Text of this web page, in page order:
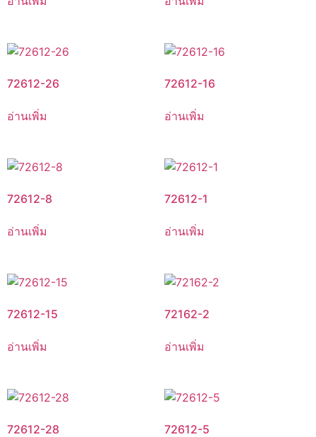
72612-26
อ่านเพิ่ม
72612-16
อ่านเพิ่ม
72612-8
อ่านเพิ่ม
72612-1
อ่านเพิ่ม
72612-15
อ่านเพิ่ม
72162-2
อ่านเพิ่ม
72612-28 72612-5